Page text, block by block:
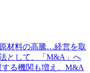
材料の高騰…経営を取
として、「M&A」へ
る機関も増え、M&A